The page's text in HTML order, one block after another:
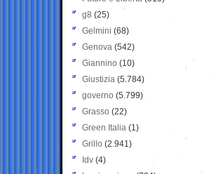
g8 (25)
Gelmini (68)
Genova (542)
Giannino (10)
Giustizia (5.784)
governo (5.799)
Grasso (22)
Green Italia (1)
Grillo (2.941)
Idv (4)